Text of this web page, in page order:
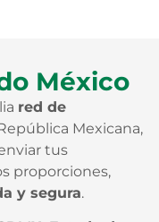
México
red de
Mexicana,
tus
proporciones,
y segura.